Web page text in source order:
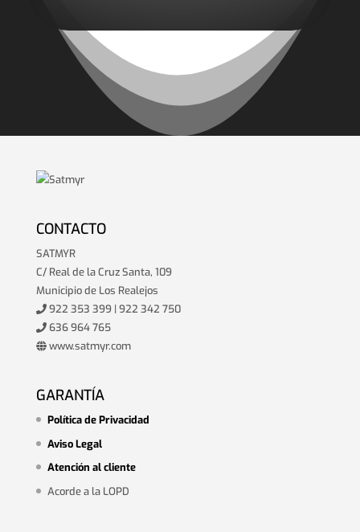
CONTACTO
SATMYR
C/ Real de la Cruz Santa, 109
Municipio de Los Realejos
922 353 399 | 922 342 750
636 964 765
www.satmyr.com
GARANTÍA
Política de Privacidad
Aviso Legal
Atención al cliente
Acorde a la LOPD